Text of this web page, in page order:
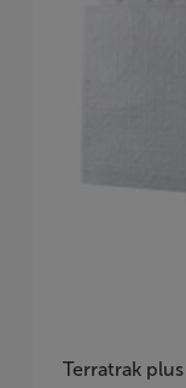
Terratrak